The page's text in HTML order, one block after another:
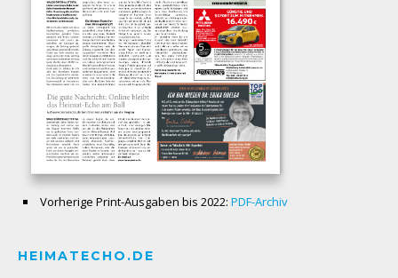
Vorherige Print-Ausgaben bis 2022: PDF-Archiv
HEIMATECHO.DE